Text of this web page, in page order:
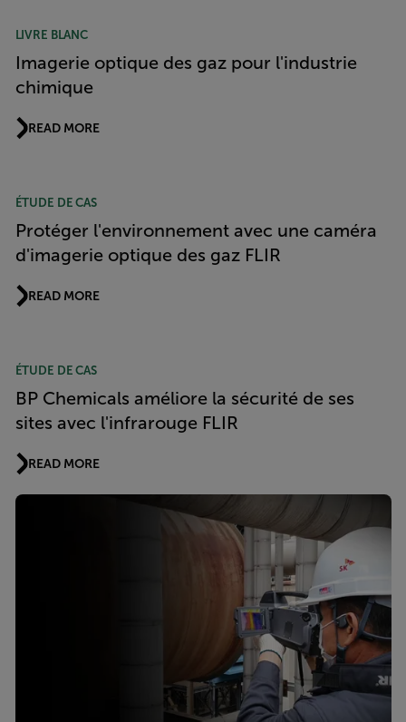
LIVRE BLANC
Imagerie optique des gaz pour l'industrie
chimique
READ MORE
ÉTUDE DE CAS
Protéger l'environnement avec une caméra
d'imagerie optique des gaz FLIR
READ MORE
ÉTUDE DE CAS
BP Chemicals améliore la sécurité de ses
sites avec l'infrarouge FLIR
READ MORE